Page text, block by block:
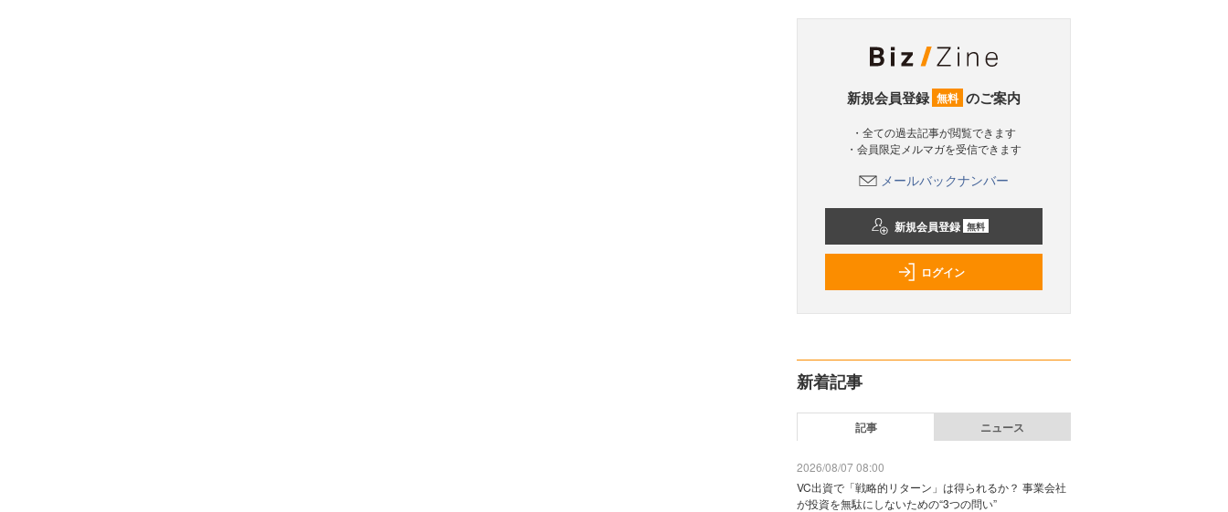
新規会員登録 無料 のご案内
・全ての過去記事が閲覧できます
・会員限定メルマガを受信できます
メールバックナンバー
新規会員登録 無料
ログイン
新着記事
記事 ニュース
2026/08/07 08:00
VC出資で「戦略的リターン」は得られるか？ 事業会社
が投資を無駄にしないための“3つの問い”